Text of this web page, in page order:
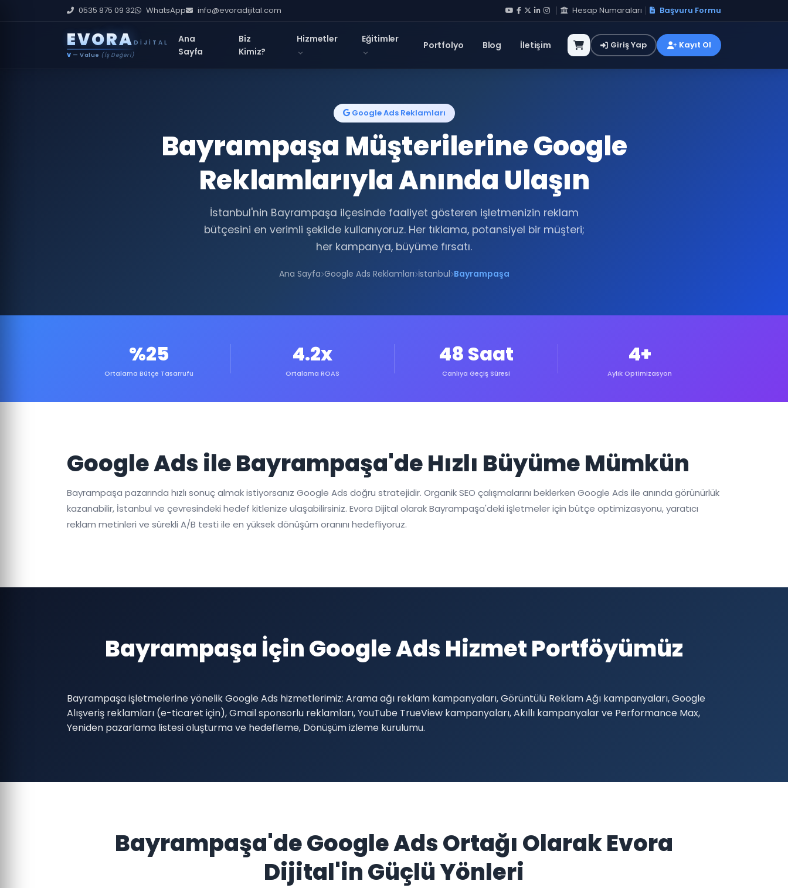
0535 875 09 32 WhatsApp info@evoradijital.com Hesap Numaraları Başvuru Formu
EVORA DIJITAL
V — Value (İş Değeri)
Ana
Sayfa
Biz
Kimiz?
Hizmetler Eğitimler
Portfolyo Blog İletişim Giriş Yap Kayıt Ol
Google Ads Reklamları
Bayrampaşa Müşterilerine Google
Reklamlarıyla Anında Ulaşın
İstanbul'nin Bayrampaşa ilçesinde faaliyet gösteren işletmenizin reklam
bütçesini en verimli şekilde kullanıyoruz. Her tıklama, potansiyel bir müşteri;
her kampanya, büyüme fırsatı.
Ana Sayfa Google Ads Reklamları İstanbul Bayrampaşa
%25
Ortalama Bütçe Tasarrufu
4.2x
Ortalama ROAS
48 Saat
Canlıya Geçiş Süresi
4+
Aylık Optimizasyon
Google Ads ile Bayrampaşa'de Hızlı Büyüme Mümkün
Bayrampaşa pazarında hızlı sonuç almak istiyorsanız Google Ads doğru stratejidir. Organik SEO çalışmalarını beklerken Google Ads ile anında görünürlük
kazanabilir, İstanbul ve çevresindeki hedef kitlenize ulaşabilirsiniz. Evora Dijital olarak Bayrampaşa'deki işletmeler için bütçe optimizasyonu, yaratıcı
reklam metinleri ve sürekli A/B testi ile en yüksek dönüşüm oranını hedefliyoruz.
Bayrampaşa İçin Google Ads Hizmet Portföyümüz
Bayrampaşa işletmelerine yönelik Google Ads hizmetlerimiz: Arama ağı reklam kampanyaları, Görüntülü Reklam Ağı kampanyaları, Google
Alışveriş reklamları (e-ticaret için), Gmail sponsorlu reklamları, YouTube TrueView kampanyaları, Akıllı kampanyalar ve Performance Max,
Yeniden pazarlama listesi oluşturma ve hedefleme, Dönüşüm izleme kurulumu.
Bayrampaşa'de Google Ads Ortağı Olarak Evora
Dijital'in Güçlü Yönleri